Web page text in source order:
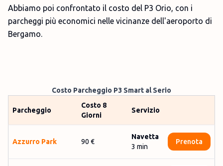
Abbiamo poi confrontato il costo del P3 Orio, con i
parcheggi più economici nelle vicinanze dell'aeroporto di
Bergamo.
Costo Parcheggio P3 Smart al Serio
Parcheggio
Costo 8
Giorni
Servizio
Az­zur­ro Par­k 90 €
Navetta
3 min
Prenota